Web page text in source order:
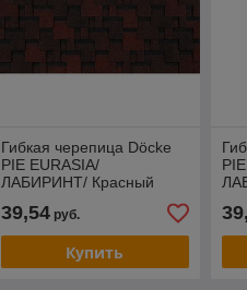
Гибкая черепица Döcke
PIE EURASIA/
ЛАБИРИНТ/ Красный
39,54руб.
Купить